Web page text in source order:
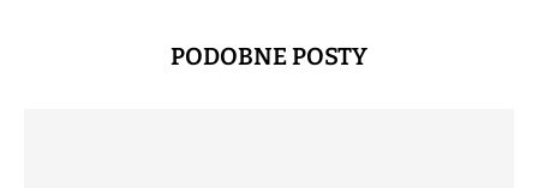
PODOBNE POSTY